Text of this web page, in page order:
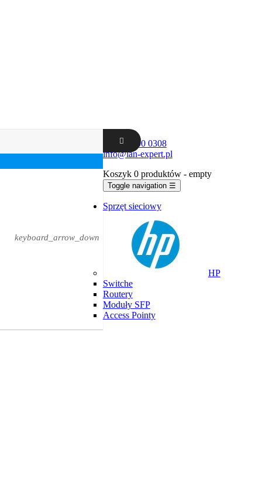
keyboard_arrow_down
+48 62 300 0308
info@lan-expert.pl
Koszyk 0 produktów - empty
Toggle navigation ☰
Sprzęt sieciowy
HP
Switche
Routery
Moduły SFP
Access Pointy